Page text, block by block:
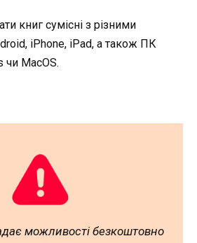
книг сумісні з різними
iPhone, iPad, а також ПК
чи MacOS.
можливості безкоштовно